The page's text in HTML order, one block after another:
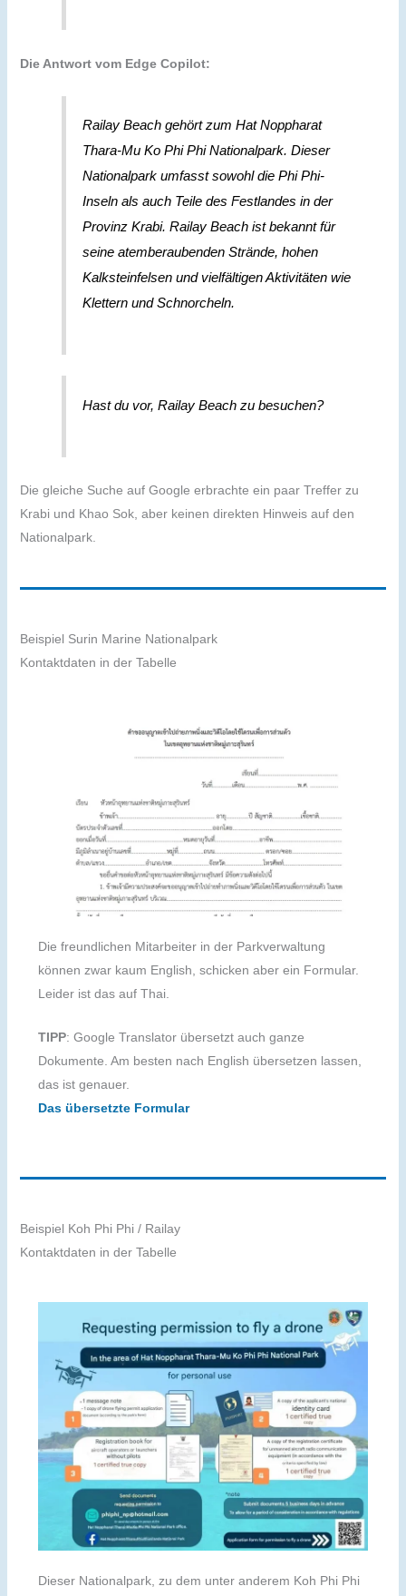
Die Antwort vom Edge Copilot:
Railay Beach gehört zum Hat Noppharat
Thara-Mu Ko Phi Phi Nationalpark. Dieser
Nationalpark umfasst sowohl die Phi Phi-
Inseln als auch Teile des Festlandes in der
Provinz Krabi. Railay Beach ist bekannt für
seine atemberaubenden Strände, hohen
Kalksteinfelsen und vielfältigen Aktivitäten wie
Klettern und Schnorcheln.
Hast du vor, Railay Beach zu besuchen?
Die gleiche Suche auf Google erbrachte ein paar Treffer zu
Krabi und Khao Sok, aber keinen direkten Hinweis auf den
Nationalpark.
Beispiel Surin Marine Nationalpark
Kontaktdaten in der Tabelle
Die freundlichen Mitarbeiter in der Parkverwaltung
können zwar kaum English, schicken aber ein Formular.
Leider ist das auf Thai.
TIPP: Google Translator übersetzt auch ganze
Dokumente. Am besten nach English übersetzen lassen,
das ist genauer.
Das übersetzte Formular
Beispiel Koh Phi Phi / Railay
Kontaktdaten in der Tabelle
Dieser Nationalpark, zu dem unter anderem Koh Phi Phi